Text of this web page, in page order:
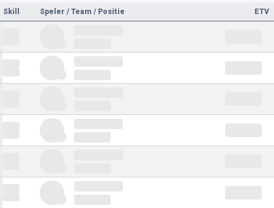
Skill
Speler / Team / Positie ETV